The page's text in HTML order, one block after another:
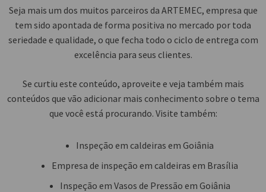
Seja mais um dos muitos parceiros da ARTEMEC, empresa que
tem sido apontada de forma positiva no mercado por toda
seriedade e qualidade, o que fecha todo o ciclo de entrega com
excelência para seus clientes.
Se curtiu este conteúdo, aproveite e veja também mais
conteúdos que vão adicionar mais conhecimento sobre o tema
que você está procurando. Visite também:
Inspeção em caldeiras em Goiânia
Empresa de inspeção em caldeiras em Brasília
Inspeção em Vasos de Pressão em Goiânia